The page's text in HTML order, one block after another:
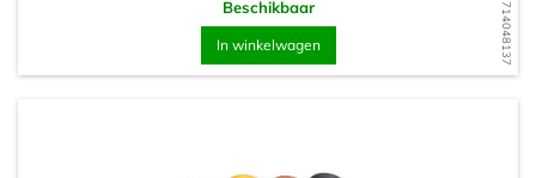
WD1714048137
Beschikbaar
In winkelwagen